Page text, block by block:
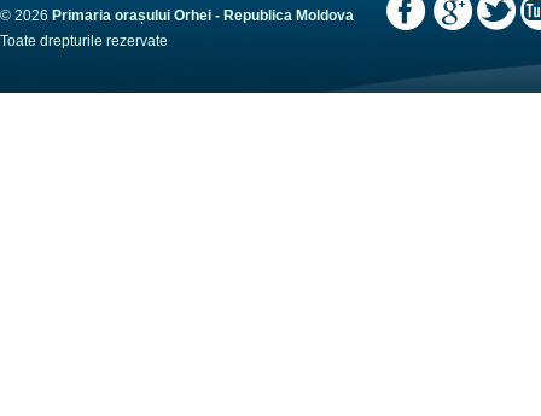
© 2026 Primaria orașului Orhei - Republica Moldova
Toate drepturile rezervate